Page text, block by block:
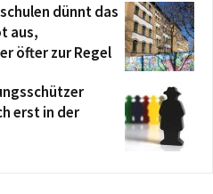
dünnt das
aus,
öfter zur Regel
erst in der